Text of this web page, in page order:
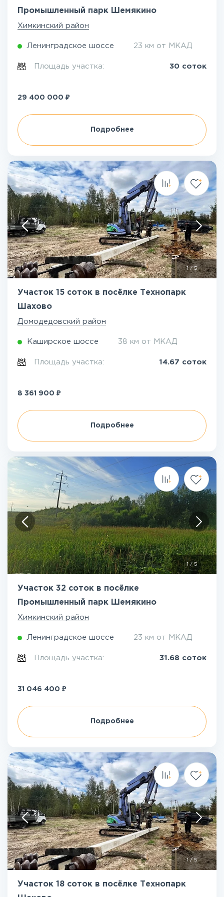
Промышленный парк Шемякино
Химкинский район
Ленинградское шоссе 23 км от МКАД
Площадь участка: 30 соток
29 400 000 ₽
Подробнее
1/5
Участок 15 соток в посёлке Технопарк
Шахово
Домодедовский район
Каширское шоссе 38 км от МКАД
Площадь участка: 14.67 соток
8 361 900 ₽
Подробнее
1 /5
Участок 32 соток в посёлке
Промышленный парк Шемякино
Химкинский район
Ленинградское шоссе 23 км от МКАД
Площадь участка: 31.68 соток
31 046 400 ₽
Подробнее
1/5
Участок 18 соток в посёлке Технопарк